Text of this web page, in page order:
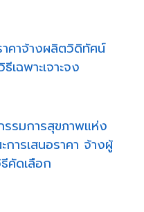
าคาจ้างผลิตวิดิทัศน์
ฉพาะเจาะจง
รมการสุขภาพแห่ง
การเสนอราคา จ้างผู้
คัดเลือก